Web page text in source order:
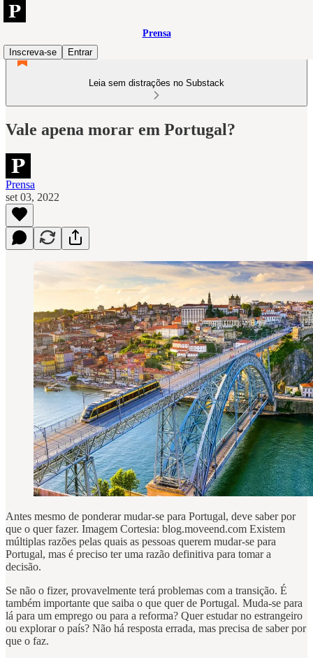
Prensa
Inscreva-se
Entrar
Leia sem distrações no Substack
Vale apena morar em Portugal?
Prensa
set 03, 2022
Antes mesmo de ponderar mudar-se para Portugal, deve saber por
que o quer fazer. Imagem Cortesia: blog.moveend.com Existem
múltiplas razões pelas quais as pessoas querem mudar-se para
Portugal, mas é preciso ter uma razão definitiva para tomar a
decisão.
Se não o fizer, provavelmente terá problemas com a transição. É
também importante que saiba o que quer de Portugal. Muda-se para
lá para um emprego ou para a reforma? Quer estudar no estrangeiro
ou explorar o país? Não há resposta errada, mas precisa de saber por
que o faz.